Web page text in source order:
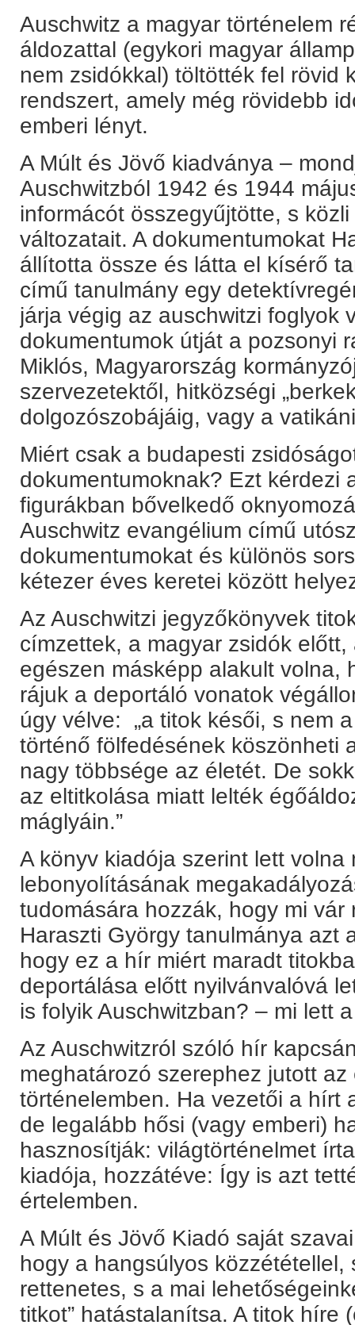
Auschwitz a magyar történelem
áldozattal (egykori magyar
nem zsidókkal) töltötték fel rövid
rendszert, amely még rövidebb
emberi lényt.
A Múlt és Jövő kiadványa –
Auschwitzból 1942 és 1944
informácót összegyűjtötte, s
változatait. A dokumentumokat
állította össze és látta el kísérő
című tanulmány egy
járja végig az auschwitzi foglyok
dokumentumok útját a pozsonyi
Miklós, Magyarország
szervezetektől, hitközségi
dolgozószobájáig, vagy a
Miért csak a budapesti
dokumentumoknak? Ezt kérdezi
figurákban bővelkedő
Auschwitz evangélium című
dokumentumokat és különös
kétezer éves keretei között
Az Auschwitzi jegyzőkönyvek
címzettek, a magyar zsidók
egészen másképp alakult volna,
rájuk a deportáló vonatok
úgy vélve: „a titok késői, s nem
történő fölfedésének köszönheti
nagy többsége az életét. De
az eltitkolása miatt lelték
máglyáin.”
A könyv kiadója szerint lett volna
lebonyolításának
tudomására hozzák, hogy mi vár
Haraszti György tanulmánya azt
hogy ez a hír miért maradt
deportálása előtt nyilvánvalóvá
is folyik Auschwitzban? – mi lett
Az Auschwitzról szóló hír
meghatározó szerephez jutott
történelemben. Ha vezetői a hírt
de legalább hősi (vagy emberi)
hasznosítják: világtörténelmet
kiadója, hozzátéve: Így is azt
értelemben.
A Múlt és Jövő Kiadó saját
hogy a hangsúlyos közzététellel,
rettenetes, s a mai
titkot” hatástalanítsa. A titok híre